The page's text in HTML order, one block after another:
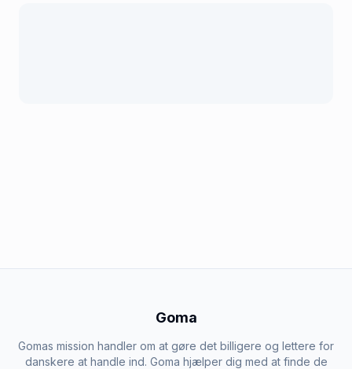
Goma
Gomas mission handler om at gøre det billigere og lettere for
danskere at handle ind. Goma hjælper dig med at finde de